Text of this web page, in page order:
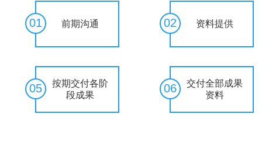
01 前期沟通 02 资料提供
05
按期交付各阶
段成果
06
交付全部成果
资料